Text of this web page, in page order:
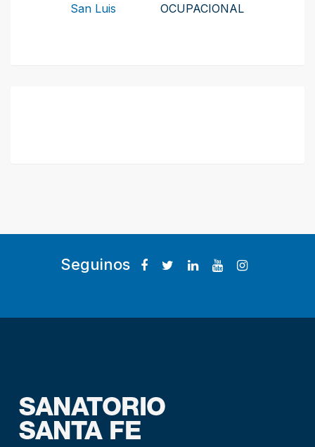
San Luis
OCUPACIONAL
Seguinos